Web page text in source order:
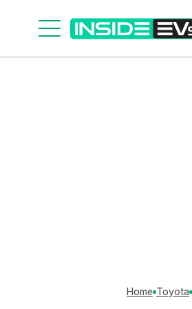
Home Toyota